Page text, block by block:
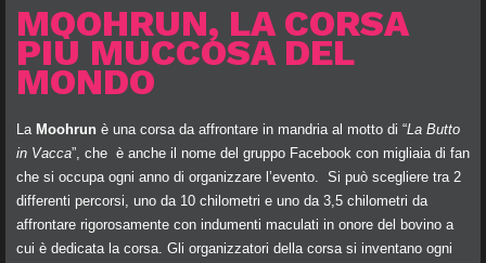
MOOHRUN, LA CORSA
PIÙ MUCCOSA DEL
MONDO
La Moohrun è una corsa da affrontare in mandria al motto di “La Butto
in Vacca”, che è anche il nome del gruppo Facebook con migliaia di fan
che si occupa ogni anno di organizzare l’evento. Si può scegliere tra 2
differenti percorsi, uno da 10 chilometri e uno da 3,5 chilometri da
affrontare rigorosamente con indumenti maculati in onore del bovino a
cui è dedicata la corsa. Gli organizzatori della corsa si inventano ogni